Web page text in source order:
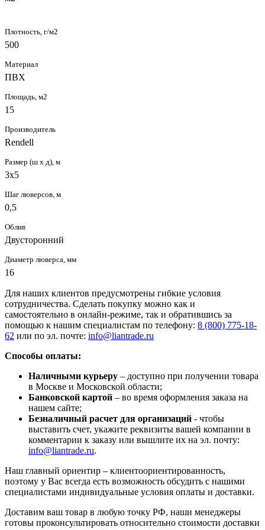
Плотность, г/м2
500
Материал
ПВХ
Площадь, м2
15
Производитель
Rendell
Размер (ш х д), м
3х5
Шаг люверсов, м
0,5
Облив
Двусторонний
Диаметр люверса, мм
16
Для наших клиентов предусмотрены гибкие условия
сотрудничества. Сделать покупку можно как и
самостоятельно в онлайн-режиме, так и обратившись за
помощью к нашим специалистам по телефону: 8 (800) 775-18-
62 или по эл. почте: info@liantrade.ru
Способы оплаты:
Наличными курьеру – доступно при получении товара
в Москве и Московской области;
Банковской картой – во время оформления заказа на
нашем сайте;
Безналичный расчет для организаций - чтобы
выставить счет, укажите реквизиты вашей компании в
комментарии к заказу или вышлите их на эл. почту:
info@liantrade.ru.
Наш главный ориентир – клиентоориентированность,
поэтому у Вас всегда есть возможность обсудить с нашими
специалистами индивидуальные условия оплаты и доставки.
Доставим ваш товар в любую точку РФ, наши менеджеры
готовы проконсультировать относительно стоимости доставки